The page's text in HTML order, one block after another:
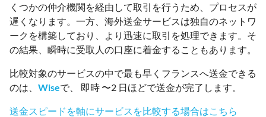
くつかの仲介機関を経由して取引を行うため、プロセスが
遅くなります。一方、海外送金サービスは独自のネットワ
ークを構築しており、より迅速に取引を処理できます。そ
の結果、瞬時に受取人の口座に着金することもあります。
比較対象のサービスの中で最も早くフランスへ送金できる
のは、 Wiseで、 即時 〜2 日ほどで送金が完了します。
送金スピードを軸にサービスを比較する場合はこちら